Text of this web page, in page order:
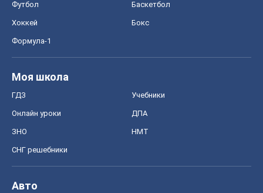
Футбол Баскетбол
Хоккей Бокс
Формула-1
Моя школа
ГДЗ Учебники
Онлайн уроки ДПА
ЗНО НМТ
СНГ решебники
Авто